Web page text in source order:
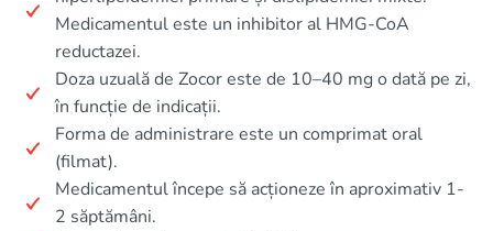
Medicamentul este un inhibitor al HMG-CoA
reductazei.
Doza uzuală de Zocor este de 10–40 mg o dată pe zi,
în funcție de indicații.
Forma de administrare este un comprimat oral
(filmat).
Medicamentul începe să acționeze în aproximativ 1-
2 săptămâni.